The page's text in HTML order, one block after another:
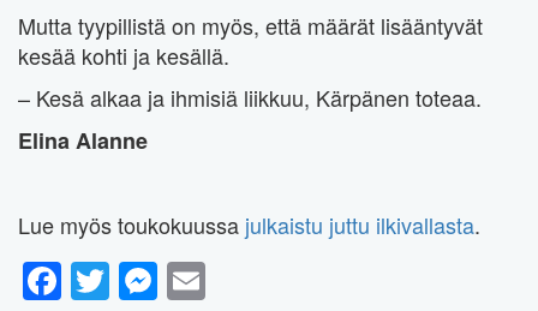
Mutta tyypillistä on myös, että määrät lisääntyvät
kesää kohti ja kesällä.
– Kesä alkaa ja ihmisiä liikkuu, Kärpänen toteaa.
Elina Alanne
Lue myös toukokuussa julkaistu juttu ilkivallasta.
Facebook
TwitterMessenger